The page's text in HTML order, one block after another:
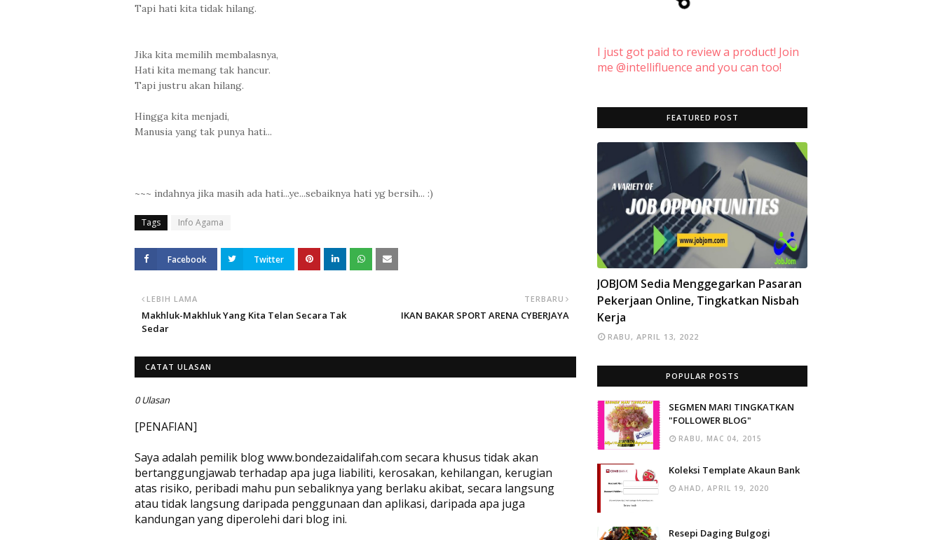
Tapi hati kita tidak hilang.
Jika kita memilih membalasnya,
Hati kita memang tak hancur.
Tapi justru akan hilang.
Hingga kita menjadi,
Manusia yang tak punya hati...
~~~ indahnya jika masih ada hati...ye...sebaiknya hati yg bersih... :)
Tags Info Agama
Facebook Twitter
TERBARU
IKAN BAKAR SPORT ARENA CYBERJAYA
LEBIH LAMA
Makhluk-Makhluk Yang Kita Telan Secara Tak
Sedar
CATAT ULASAN
0 Ulasan
[PENAFIAN]
Saya adalah pemilik blog www.bondezaidalifah.com secara khusus tidak akan
bertanggungjawab terhadap apa juga liabiliti, kerosakan, kehilangan, kerugian
atas risiko, peribadi mahu pun sebaliknya yang berlaku akibat, secara langsung
atau tidak langsung daripada penggunaan dan aplikasi, daripada apa juga
kandungan yang diperolehi dari blog ini.
I just got paid to review a product! Join
me @intellifluence and you can too!
FEATURED POST
INFO
JOBJOM Sedia Menggegarkan Pasaran
Pekerjaan Online, Tingkatkan Nisbah
Kerja
RABU, APRIL 13, 2022
POPULAR POSTS
SEGMEN MARI TINGKATKAN
"FOLLOWER BLOG"
RABU, MAC 04, 2015
Koleksi Template Akaun Bank
AHAD, APRIL 19, 2020
Resepi Daging Bulgogi